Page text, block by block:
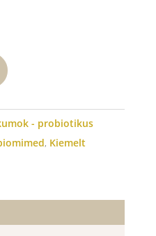
- probiotikus
, Kiemelt